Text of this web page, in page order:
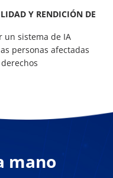
Y RENDICIÓN DE
un sistema de IA
personas afectadas
mano